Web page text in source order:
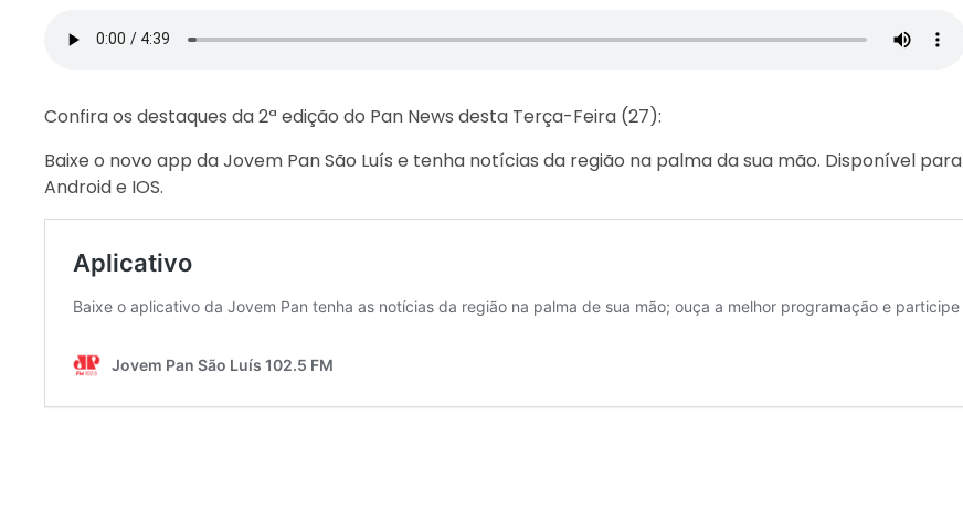
Confira os destaques da 2ª edição do Pan News desta Terça-Feira (27):
Baixe o novo app da Jovem Pan São Luís e tenha notícias da região na palma da sua mão. Disponível para
Android e IOS.